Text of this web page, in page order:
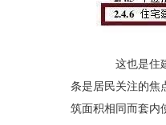
这也是住建
条是居民关注的焦
筑面积相同而套内